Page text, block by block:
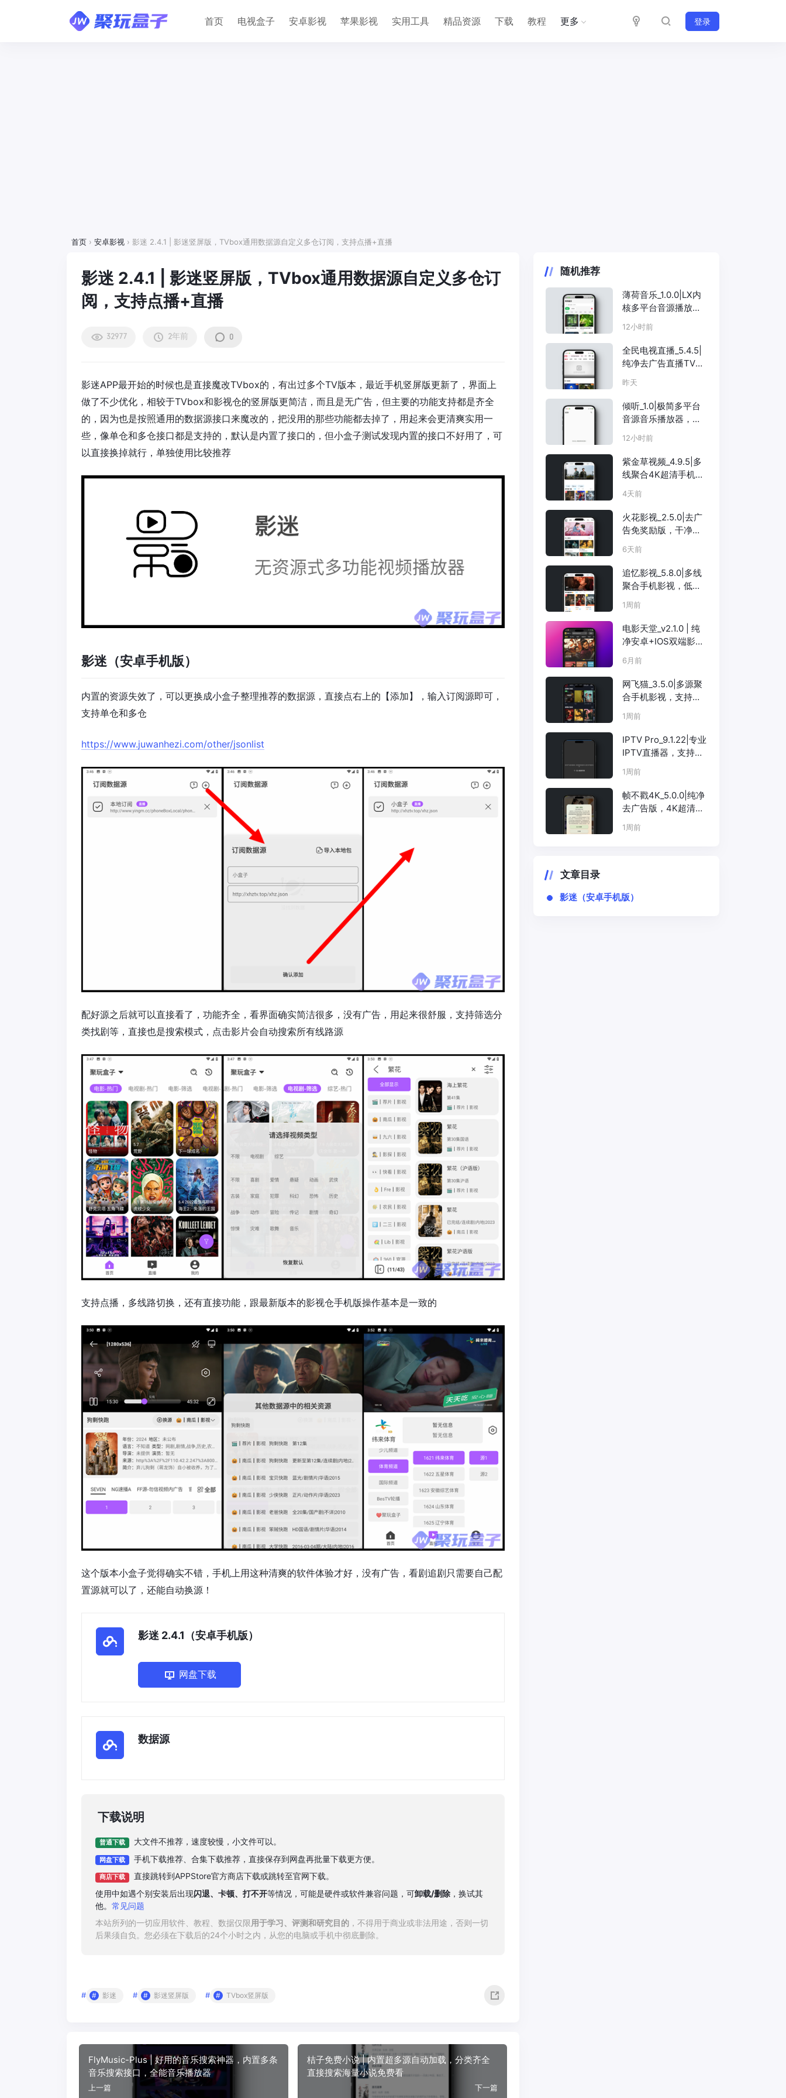
首页 电视盒子 安卓影视 苹果影视 实用工具 精品资源 下载 教程 更多 登录
首页 › 安卓影视 › 影迷 2.4.1 | 影迷竖屏版，TVbox通用数据源自定义多仓订阅，支持点播+直播
影迷 2.4.1 | 影迷竖屏版，TVbox通用数据源自定义多仓订
阅，支持点播+直播
32977 2年前 0
影迷APP最开始的时候也是直接魔改TVbox的，有出过多个TV版本，最近手机竖屏版更新了，界面上
做了不少优化，相较于TVbox和影视仓的竖屏版更简洁，而且是无广告，但主要的功能支持都是齐全
的，因为也是按照通用的数据源接口来魔改的，把没用的那些功能都去掉了，用起来会更清爽实用一
些，像单仓和多仓接口都是支持的，默认是内置了接口的，但小盒子测试发现内置的接口不好用了，可
以直接换掉就行，单独使用比较推荐
影迷（安卓手机版）
内置的资源失效了，可以更换成小盒子整理推荐的数据源，直接点右上的【添加】，输入订阅源即可，
支持单仓和多仓
https://www.juwanhezi.com/other/jsonlist
配好源之后就可以直接看了，功能齐全，看界面确实简洁很多，没有广告，用起来很舒服，支持筛选分
类找剧等，直接也是搜索模式，点击影片会自动搜索所有线路源
支持点播，多线路切换，还有直接功能，跟最新版本的影视仓手机版操作基本是一致的
这个版本小盒子觉得确实不错，手机上用这种清爽的软件体验才好，没有广告，看剧追剧只需要自己配
置源就可以了，还能自动换源！
影迷 2.4.1（安卓手机版）
网盘下载
数据源
下载说明
普通下载 大文件不推荐，速度较慢，小文件可以。
网盘下载 手机下载推荐、合集下载推荐，直接保存到网盘再批量下载更方便。
商店下载
直接跳转到APPStore官方商店下载或跳转至官网下载。
使用中如遇个别安装后出现闪退、卡顿、打不开等情况，可能是硬件或软件兼容问题，可卸载/删除 ，换试其
他。 常见问题
本站所列的一切应用软件、教程、数据仅限 用于学习、评测和研究目的 ，不得用于商业或非法用途，否则一切
后果须自负。您必须在下载后的24个小时之内，从您的电脑或手机中彻底删除。
# 影迷 # 影迷竖屏版 # TVbox竖屏版
FlyMusic-Plus | 好用的音乐搜索神器，内置多条
音乐搜索接口，全能音乐播放器
上一篇
桔子免费小说 | 内置超多源自动加载，分类齐全
直接搜索海量小说免费看
下一篇
随机推荐
薄荷音乐_1.0.0|LX内
核多平台音源播放
器，附无损音源包
12小时前
全民电视直播_5.4.5|
纯净去广告直播TV，
三版本合集央视卫视
全覆盖
昨天
倾听_1.0|极简多平台
音源音乐播放器，纯
粹听歌
12小时前
紫金草视频_4.9.5|多
线聚合4K超清手机影
视，投屏下载全支持
4天前
火花影视_2.5.0|去广
告免奖励版，干净看
片白嫖VIP画质
6天前
追忆影视_5.8.0|多线
聚合手机影视，低调
好用的追剧利器
1周前
电影天堂_v2.1.0 | 纯
净安卓+IOS双端影视
APP，支持Netflix、
短剧、直播，多条4K
6月前
网飞猫_3.5.0|多源聚
合手机影视，支持投
屏+离线下载
1周前
IPTV Pro_9.1.22|专业
IPTV直播器，支持
M3U/EPG多协议解析
1周前
帧不戳4K_5.0.0|纯净
去广告版，4K超清画
质手机影视
1周前
文章目录
影迷（安卓手机版）